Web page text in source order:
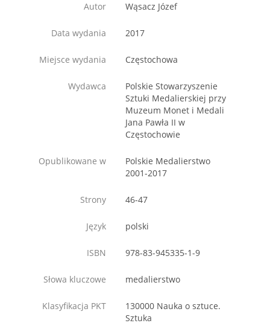
Autor Wąsacz Józef
Data wydania 2017
Miejsce wydania Częstochowa
Wydawca
Polskie Stowarzyszenie
Sztuki Medalierskiej przy
Muzeum Monet i Medali
Jana Pawła II w
Częstochowie
Opublikowane w
Polskie Medalierstwo
2001-2017
Strony 46-47
Język polski
ISBN 978-83-945335-1-9
Słowa kluczowe medalierstwo
Klasyfikacja PKT
130000 Nauka o sztuce.
Sztuka